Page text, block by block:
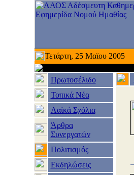
Τετάρτη, 25 Μαϊου 2005
Πρωτοσέλιδο
Τοπικά Νέα
Λαϊκά Σχόλια
Άρθρα
Συνεργατών
Πολιτισμός
Εκδηλώσεις